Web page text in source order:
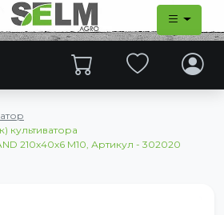
культиватора
210х40х6 M10, Артикул - 302020